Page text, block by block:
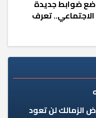
ضوابط جديدة
تعرف
الزمالك لن تعود